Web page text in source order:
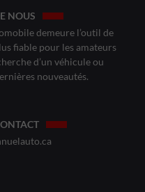
NOUS
demeure l’outil de
fiable pour les amateurs
d’un véhicule ou
nouveautés.